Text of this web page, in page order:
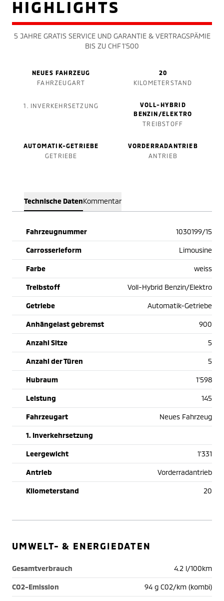
HIGHLIGHTS
5 JAHRE GRATIS SERVICE UND GARANTIE & VERTRAGSPÄMIE
BIS ZU CHF 1'500
NEUES FAHRZEUG
FAHRZEUGART
20
KILOMETERSTAND
1. INVERKEHRSETZUNG
VOLL-HYBRID
BENZIN/ELEKTRO
TREIBSTOFF
AUTOMATIK-GETRIEBE
GETRIEBE
VORDERRADANTRIEB
ANTRIEB
Technische DatenKommentar
Fahrzeugnummer 1030199/15
Carrosserieform Limousine
Farbe weiss
Treibstoff Voll-Hybrid Benzin/Elektro
Getriebe Automatik-Getriebe
Anhängelast gebremst 900
Anzahl Sitze 5
Anzahl der Türen 5
Hubraum 1'598
Leistung 145
Fahrzeugart Neues Fahrzeug
1. Inverkehrsetzung
Leergewicht 1'331
Antrieb Vorderradantrieb
Kilometerstand 20
UMWELT- & ENERGIEDATEN
Gesamtverbrauch 4.2 l/100km
CO2-Emission 94 g C02/km (kombi)